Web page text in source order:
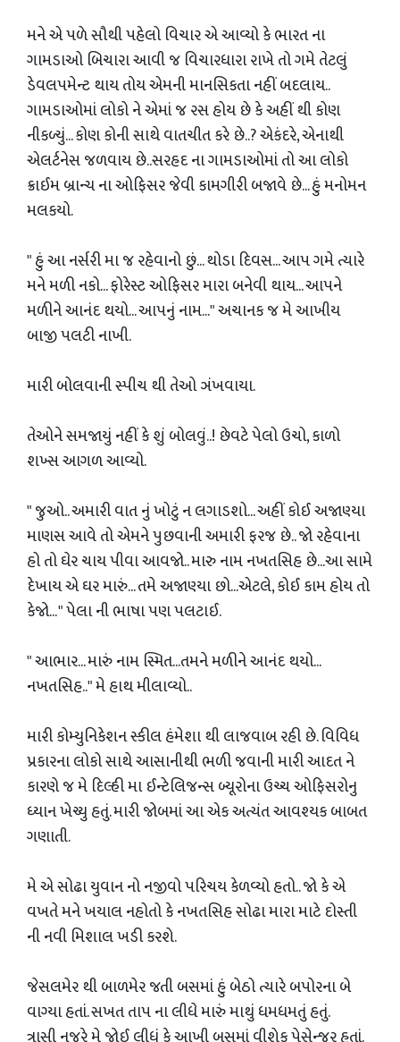
મને એ પળે સૌથી પહેલો વિચાર એ આવ્યો કે ભારત ના
ગામડાઓ બિચારા આવી જ વિચારધારા રાખે તો ગમે તેટલું
ડેવલપમેન્ટ થાય તોય એમની માનસિકતા નહીં બદલાય..
ગામડાઓમાં લોકો ને એમાં જ રસ હોય છે કે અહીં થી કોણ
નીકળ્યું... કોણ કોની સાથે વાતચીત કરે છે..? એકંદરે, એનાથી
એલર્ટનેસ જળવાય છે..સરહદ ના ગામડાઓમાં તો આ લોકો
ક્રાઈમ બ્રાન્ચ ના ઓફિસર જેવી કામગીરી બજાવે છે... હું મનોમન
મલકયો.
" હું આ નર્સરી મા જ રહેવાનો છું... થોડા દિવસ... આપ ગમે ત્યારે
મને મળી નકો... ફોરેસ્ટ ઓફિસર મારા બનેવી થાય... આપને
મળીને આનંદ થયો... આપનું નામ..." અચાનક જ મે આખીય
બાજી પલટી નાખી.
મારી બોલવાની સ્પીચ થી તેઓ ઞંખવાયા.
તેઓને સમજાયું નહીં કે શું બોલવું..! છેવટે પેલો ઉચો, કાળો
શખ્સ આગળ આવ્યો.
" જુઓ.. અમારી વાત નું ખોટું ન લગાડશો... અહીં કોઈ અજાણ્યા
માણસ આવે તો એમને પુછવાની અમારી ફરજ છે.. જો રહેવાના
હો તો ઘેર ચાય પીવા આવજો.. મારુ નામ નખતસિહ છે...આ સામે
દેખાય એ ઘર મારું... તમે અજાણ્યા છો...એટલે, કોઈ કામ હોય તો
કેજો... " પેલા ની ભાષા પણ પલટાઈ.
" આભાર... મારું નામ સ્મિત...તમને મળીને આનંદ થયો...
નખતસિહ.." મે હાથ મીલાવ્યો..
મારી કોમ્યુનિકેશન સ્કીલ હંમેશા થી લાજવાબ રહી છે. વિવિધ
પ્રકારના લોકો સાથે આસાનીથી ભળી જવાની મારી આદત ને
કારણે જ મે દિલ્હી મા ઈન્ટેલિજન્સ બ્યૂરોના ઉચ્ચ ઓફિસરોનુ
ધ્યાન ખેચ્યુ હતું. મારી જોબમાં આ એક અત્યંત આવશ્યક બાબત
ગણાતી.
મે એ સોઢા યુવાન નો નજીવો પરિચય કેળવ્યો હતો.. જો કે એ
વખતે મને ખયાલ નહોતો કે નખતસિહ સોઢા મારા માટે દોસ્તી
ની નવી મિશાલ ખડી કરશે.
જેસલમેર થી બાળમેર જતી બસમાં હું બેઠો ત્યારે બપોરના બે
વાગ્યા હતાં. સખત તાપ ના લીધે મારું માથું ધમધમતું હતું.